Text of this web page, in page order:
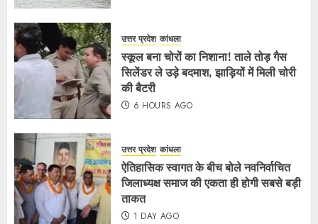
उत्तर प्रदेश कांधला
स्कूल बना चोरों का निशाना! ताले तोड़ गैस
सिलेंडर ले उड़े बदमाश, झाड़ियों में मिली चोरी
की बैटरी
6 HOURS AGO
उत्तर प्रदेश कांधला
ऐतिहासिक स्वागत के बीच बोले नवनिर्वाचित
जिलाध्यक्ष समाज की एकता ही होगी सबसे बड़ी
ताकत
1 DAY AGO